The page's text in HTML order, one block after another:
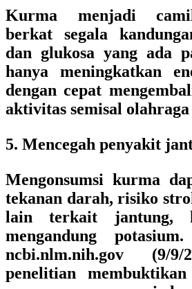
Kurma menjadi
berkat segala
dan glukosa yang ada
hanya meningkatkan
dengan cepat
aktivitas semisal
5. Mencegah penyakit
Mengonsumsi kurma
tekanan darah, risiko
lain terkait jantung,
mengandung
ncbi.nlm.nih.gov (9/9/
penelitian